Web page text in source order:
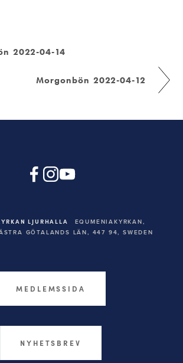
2022-04-14
Morgonbön 2022-04-12
LJURHALLA
EQUMENIAKYRKAN,
GÖTALANDS LÄN, 447 94, SWEDEN
MEDLEMSSIDA
NYHETSBREV